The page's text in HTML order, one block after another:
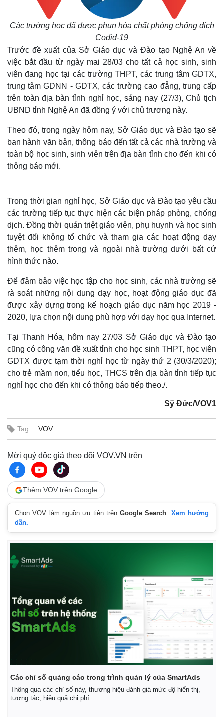
Thế giới
Quan sát
Cuộc sống đó đây
Ảnh
Các trường học đã được phun hóa chất phòng chống dịch
Codid-19
Trước đề xuất của Sở Giáo dục và Đào tạo Nghệ An về
việc bắt đầu từ ngày mai 28/03 cho tất cả học sinh, sinh
viên đang học tại các trường THPT, các trung tâm GDTX,
trung tâm GDNN - GDTX, các trường cao đẳng, trung cấp
trên toàn địa bàn tỉnh nghỉ học, sáng nay (27/3), Chủ tịch
UBND tỉnh Nghệ An đã đồng ý với chủ trương này.
Theo đó, trong ngày hôm nay, Sở Giáo dục và Đào tạo sẽ
ban hành văn bản, thông báo đến tất cả các nhà trường và
toàn bộ học sinh, sinh viên trên địa bàn tỉnh cho đến khi có
thông báo mới.
Trong thời gian nghỉ học, Sở Giáo dục và Đào tạo yêu cầu
các trường tiếp tục thực hiện các biện pháp phòng, chống
dịch. Đồng thời quán triệt giáo viên, phụ huynh và học sinh
tuyệt đối không tổ chức và tham gia các hoạt động dạy
thêm, học thêm trong và ngoài nhà trường dưới bất cứ
hình thức nào.
Để đảm bảo việc học tập cho học sinh, các nhà trường sẽ
rà soát những nội dung dạy học, hoạt động giáo dục đã
được xây dựng trong kế hoạch giáo dục năm học 2019 -
2020, lựa chọn nội dung phù hợp với dạy học qua Internet.
Tại Thanh Hóa, hôm nay 27/03 Sở Giáo dục và Đào tạo
cũng có công văn đề xuất tỉnh cho học sinh THPT, học viên
GDTX được tạm thời nghỉ học từ ngày thứ 2 (30/3/2020);
cho trẻ mầm non, tiểu học, THCS trên địa bàn tỉnh tiếp tục
nghỉ học cho đến khi có thông báo tiếp theo./.
Sỹ Đức/VOV1
Tag: VOV
Mời quý độc giả theo dõi VOV.VN trên
Thêm VOV trên Google
Chọn VOV làm nguồn ưu tiên trênGoogle Search. Xem hướng
dẫn.
Các chỉ số quảng cáo trong trình quản lý của SmartAds
Thông qua các chỉ số này, thương hiệu đánh giá mức độ hiển thị,
tương tác, hiệu quả chi phí.